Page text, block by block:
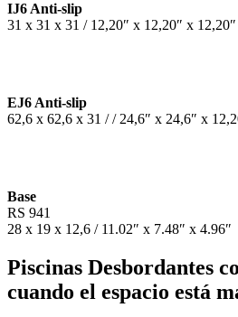
IJ6 Anti-slip
31 x 31 x 31 / 12,20″ x 12,20″ x 12,20″
EJ6 Anti-slip
62,6 x 62,6 x 31 / / 24,6″ x 24,6″ x
Base
RS 941
28 x 19 x 12,6 / 11.02″ x 7.48″ x 4.96″
Piscinas Desbordantes
cuando el espacio está